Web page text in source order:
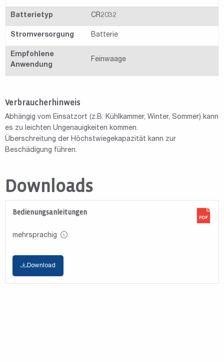
Batterietyp CR2032
Stromversorgung Batterie
Empfohlene
Anwendung
Feinwaage
Verbraucherhinweis
Abhängig vom Einsatzort (z.B. Kühlkammer, Winter, Sommer) kann
es zu leichten Ungenauigkeiten kommen.
Überschreitung der Höchstwiegekapazität kann zur
Beschädigung führen.
Downloads
Bedienungsanleitungen
mehrsprachig
Download